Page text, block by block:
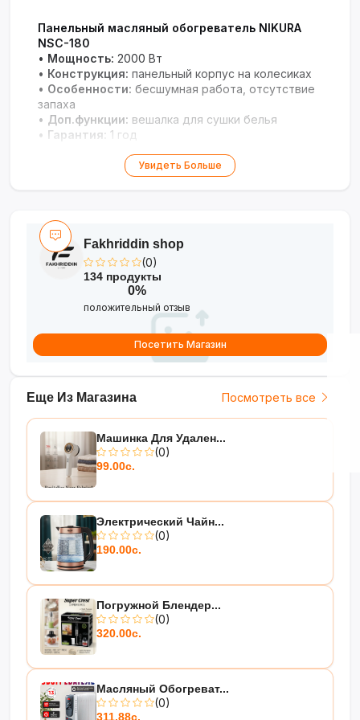
Панельный масляный обогреватель NIKURA
NSC-180
• Мощность: 2000 Вт
• Конструкция: панельный корпус на колесиках
• Особенности: бесшумная работа, отсутствие
запаха
• Доп.функции: вешалка для сушки белья
• Гарантия: 1 год
Увидеть Больше
Еще Из Магазина Посмотреть все
Машинка Для Удален...
(0)
99.00с.
Электрический Чайн...
(0)
190.00с.
Погружной Блендер...
(0)
320.00с.
Масляный Обогреват...
(0)
311.88с.
Fakhriddin shop
(0)
134 продукты
0%
положительный отзыв
Посетить Магазин